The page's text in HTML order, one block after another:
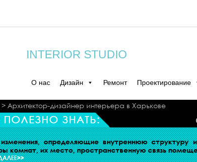
INTERIOR STUDIO
О нас Дизайн Ремонт Проектирование
> Архитектор-дизайнер интерьера в Харькове
определяющие внутреннюю структуру
комнат, их место, пространственную связь